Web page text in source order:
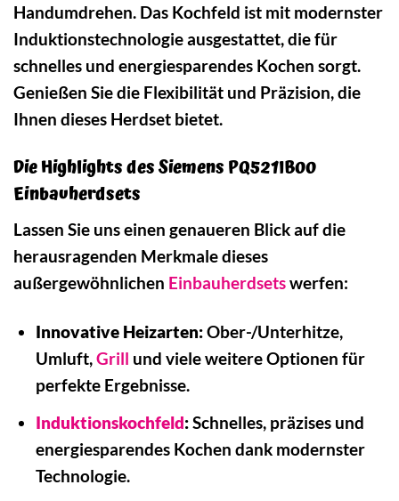
Handumdrehen. Das Kochfeld ist mit modernster
Induktionstechnologie ausgestattet, die für
schnelles und energiesparendes Kochen sorgt.
Genießen Sie die Flexibilität und Präzision, die
Ihnen dieses Herdset bietet.
Die Highlights des Siemens PQ521IB00
Einbauherdsets
Lassen Sie uns einen genaueren Blick auf die
herausragenden Merkmale dieses
außergewöhnlichen Einbauherdsetswerfen:
Innovative Heizarten:Ober-/Unterhitze,
Umluft,Grill und viele weitere Optionen für
perfekte Ergebnisse.
Induktionskochfeld:Schnelles, präzises und
energiesparendes Kochen dank modernster
Technologie.